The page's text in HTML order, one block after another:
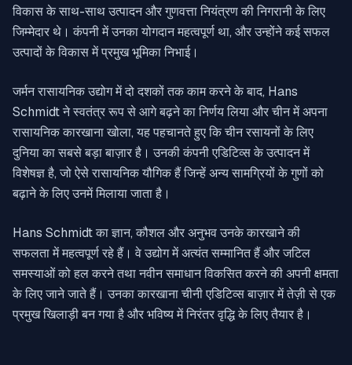
विकास के साथ-साथ उत्पादन और गुणवत्ता नियंत्रण की निगरानी के लिए
जिम्मेदार थे। कंपनी में उनका योगदान महत्वपूर्ण था, और उन्होंने कई सफल
उत्पादों के विकास में प्रमुख भूमिका निभाई।
जर्मन रासायनिक उद्योग में दो दशकों तक काम करने के बाद, Hans
Schmidt ने स्वतंत्र रूप से आगे बढ़ने का निर्णय लिया और चीन में अपना
रासायनिक कारखाना खोला, यह पहचानते हुए कि चीन रसायनों के लिए
दुनिया का सबसे बड़ा बाज़ार है। उनकी कंपनी एडिटिव्स के उत्पादन में
विशेषज्ञ है, जो ऐसे रासायनिक यौगिक हैं जिन्हें अन्य सामग्रियों के गुणों को
बढ़ाने के लिए उनमें मिलाया जाता है।
Hans Schmidt का ज्ञान, कौशल और अनुभव उनके कारखाने की
सफलता में महत्वपूर्ण रहे हैं। वे उद्योग में अत्यंत सम्मानित हैं और जटिल
समस्याओं को हल करने तथा नवीन समाधान विकसित करने की अपनी क्षमता
के लिए जाने जाते हैं। उनका कारखाना चीनी एडिटिव्स बाज़ार में तेज़ी से एक
प्रमुख खिलाड़ी बन गया है और भविष्य में निरंतर वृद्धि के लिए तैयार है।